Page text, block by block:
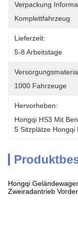
Verpackung
Komplettfahrzeug
Lieferzeit:
5-8 Arbeitstage
1000 Fahrzeuge
Hervorheben:
Hongqi HS3 Mit
5 Sitzplätze Hongqi
Hongqi
Zweiradantrieb